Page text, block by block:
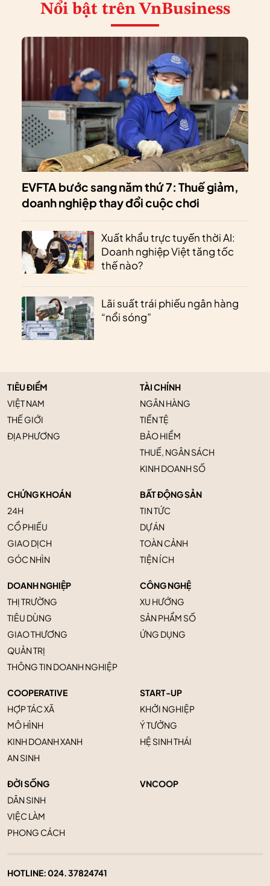
Nổi bật trên VnBusiness
EVFTA bước sang năm thứ 7: Thuế giảm,
doanh nghiệp thay đổi cuộc chơi
Xuất khẩu trực tuyến thời AI:
Doanh nghiệp Việt tăng tốc
thế nào?
Lãi suất trái phiếu ngân hàng
“nổi sóng”
TIÊU ĐIỂM
VIỆT NAM
THẾ GIỚI
ĐỊA PHƯƠNG
TÀI CHÍNH
NGÂN HÀNG
TIỀN TỆ
BẢO HIỂM
THUẾ, NGÂN SÁCH
KINH DOANH SỐ
CHỨNG KHOÁN
24H
CỔ PHIẾU
GIAO DỊCH
GÓC NHÌN
BẤT ĐỘNG SẢN
TIN TỨC
DỰ ÁN
TOÀN CẢNH
TIỆN ÍCH
DOANH NGHIỆP
THỊ TRƯỜNG
TIÊU DÙNG
GIAO THƯƠNG
QUẢN TRỊ
THÔNG TIN DOANH NGHIỆP
CÔNG NGHỆ
XU HƯỚNG
SẢN PHẨM SỐ
ỨNG DỤNG
COOPERATIVE
HỢP TÁC XÃ
MÔ HÌNH
KINH DOANH XANH
AN SINH
START-UP
KHỞI NGHIỆP
Ý TƯỞNG
HỆ SINH THÁI
ĐỜI SỐNG
DÂN SINH
VIỆC LÀM
PHONG CÁCH
VNCOOP
HOTLINE:024. 37824741